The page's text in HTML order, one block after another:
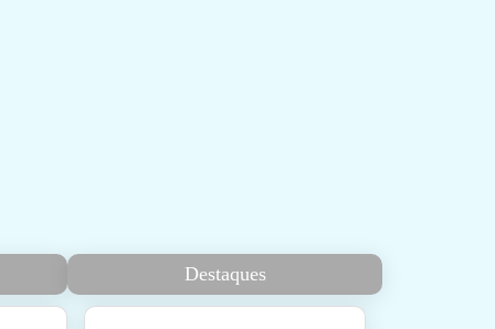
Destaques